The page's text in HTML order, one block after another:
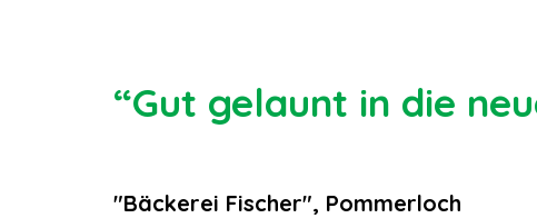
“Gut gelaunt in die
"Bäckerei Fischer", Pommerloch